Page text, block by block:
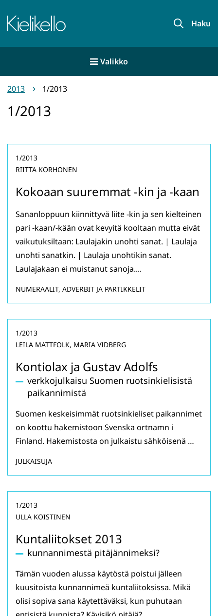
sisältöön
Etusivu Haku
Valikko
2013 1/2013
1/2013
Kokoaan suuremmat -kin ja -kaan
1/2013
RIITTA KORHONEN
Sananloppuun kiinnittyvä liite -kin ja sen kielteinen
pari -kaan/-kään ovat kevyitä kooltaan mutta eivät
vaikutuksiltaan: Laulajakin unohti sanat. | Laulaja
unohti sanatkin. | Laulaja unohtikin sanat.
Laulajakaan ei muistanut sanoja....
NUMERAALIT, ADVERBIT JA PARTIKKELIT
Kontiolax ja Gustav Adolfs
verkkojulkaisu Suomen ruotsinkielisistä
paikannimistä
1/2013
LEILA MATTFOLK, MARIA VIDBERG
Suomen keskeisimmät ruotsinkieliset paikannimet
on koottu hakemistoon Svenska ortnamn i
Finland. Hakemistosta on julkaistu sähköisenä …
JULKAISUJA
Kuntaliitokset 2013
kunnannimestä pitäjännimeksi?
1/2013
ULLA KOISTINEN
Tämän vuoden alussa käytöstä poistui jälleen
kuusitoista kunnannimeä kuntaliitoksissa. Mikä
olisi sopiva sana käytettäväksi, kun puhutaan